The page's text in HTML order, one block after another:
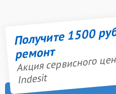
Получите 1500
ремонт
Акция сервисного
Indesit